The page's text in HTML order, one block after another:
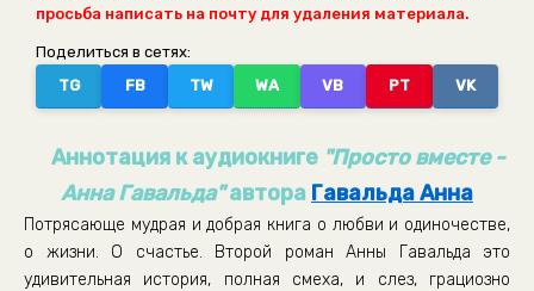
просьба написать на почту для удаления материала.
Поделиться в сетях:
TG
FB TW WA VB PT VK
Аннотация к аудиокниге "Просто вместе -
Анна Гавальда"автора Гавальда Анна
Потрясающе мудрая и добрая книга о любви и одиночестве,
о жизни. О счастье. Второй роман Анны Гавальда это
удивительная история, полная смеха, и слез, грациозно